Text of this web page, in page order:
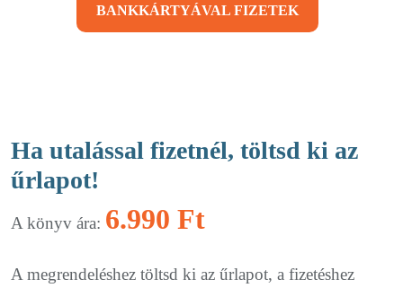
BANKKÁRTYÁVAL FIZETEK
Ha utalással fizetnél, töltsd ki az
űrlapot!
A könyv ára: 6.990 Ft
A megrendeléshez töltsd ki az űrlapot, a fizetéshez